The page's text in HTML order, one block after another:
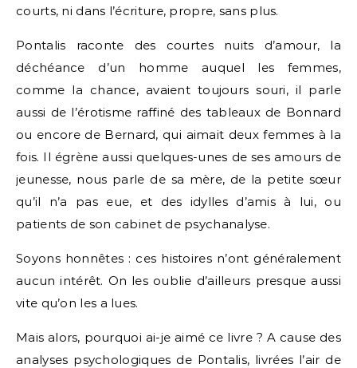
courts, ni dans l’écriture, propre, sans plus.
Pontalis raconte des courtes nuits d’amour, la
déchéance d’un homme auquel les femmes,
comme la chance, avaient toujours souri, il parle
aussi de l’érotisme raffiné des tableaux de Bonnard
ou encore de Bernard, qui aimait deux femmes à la
fois. Il égrène aussi quelques-unes de ses amours de
jeunesse, nous parle de sa mère, de la petite sœur
qu’il n’a pas eue, et des idylles d’amis à lui, ou
patients de son cabinet de psychanalyse.
Soyons honnêtes : ces histoires n’ont généralement
aucun intérêt. On les oublie d’ailleurs presque aussi
vite qu’on les a lues.
Mais alors, pourquoi ai-je aimé ce livre ? A cause des
analyses psychologiques de Pontalis, livrées l’air de